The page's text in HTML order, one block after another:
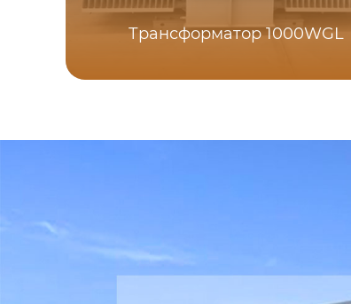
Трансформатор 1000WGL